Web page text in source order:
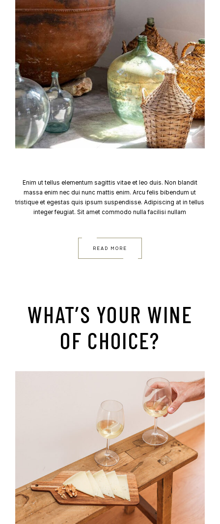
Enim ut tellus elementum sagittis vitae et leo duis. Non blandit
massa enim nec dui nunc mattis enim. Arcu felis bibendum ut
tristique et egestas quis ipsum suspendisse. Adipiscing at in tellus
integer feugiat. Sit amet commodo nulla facilisi nullam
READ MORE
WHAT’S YOUR WINE
OF CHOICE?